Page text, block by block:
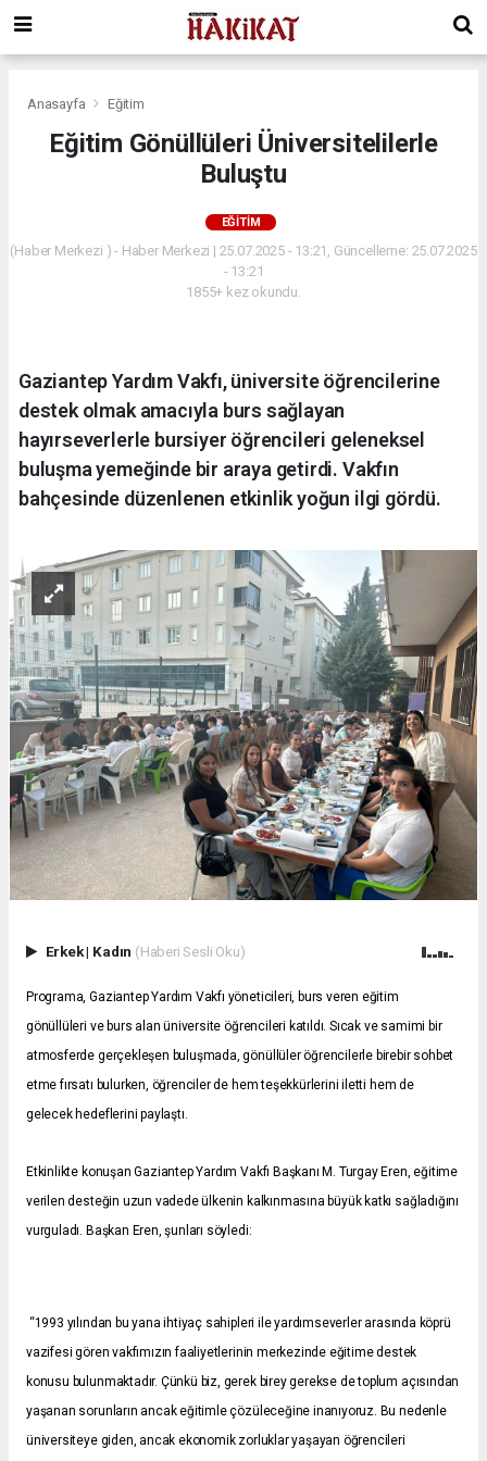
Anasayfa Eğitim
Eğitim Gönüllüleri Üniversitelilerle
Buluştu
EĞITIM
(Haber Merkezi ) - Haber Merkezi | 25.07.2025 - 13:21, Güncelleme: 25.07.2025
- 13:21
1855+ kez okundu.
Gaziantep Yardım Vakfı, üniversite öğrencilerine
destek olmak amacıyla burs sağlayan
hayırseverlerle bursiyer öğrencileri geleneksel
buluşma yemeğinde bir araya getirdi. Vakfın
bahçesinde düzenlenen etkinlik yoğun ilgi gördü.
Erkek| Kadın (Haberi Sesli Oku)
Programa, Gaziantep Yardım Vakfı yöneticileri, burs veren eğitim
gönüllüleri ve burs alan üniversite öğrencileri katıldı. Sıcak ve samimi bir
atmosferde gerçekleşen buluşmada, gönüllüler öğrencilerle birebir sohbet
etme fırsatı bulurken, öğrenciler de hem teşekkürlerini iletti hem de
gelecek hedeflerini paylaştı.
Etkinlikte konuşan Gaziantep Yardım Vakfı Başkanı M. Turgay Eren, eğitime
verilen desteğin uzun vadede ülkenin kalkınmasına büyük katkı sağladığını
vurguladı. Başkan Eren, şunları söyledi:
“1993 yılından bu yana ihtiyaç sahipleri ile yardımseverler arasında köprü
vazifesi gören vakfımızın faaliyetlerinin merkezinde eğitime destek
konusu bulunmaktadır. Çünkü biz, gerek birey gerekse de toplum açısından
yaşanan sorunların ancak eğitimle çözüleceğine inanıyoruz. Bu nedenle
üniversiteye giden, ancak ekonomik zorluklar yaşayan öğrencileri